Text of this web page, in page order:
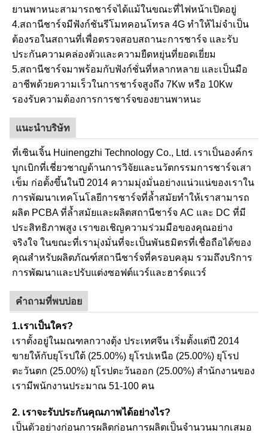
ยานพาหนะสามารถชาร์จได้แม้ในขณะที่ไฟหน้าเปิดอยู่
4.สถานีชาร์จมีฟังก์ชันรีโมทคอนโทรล 4G ทำให้ไม่จำเป็น
ต้องรอในสถานที่เพื่อตรวจสอบสถานะการชาร์จ และรับ
ประกันความคล่องตัวและความยืดหยุ่นที่ยอดเยี่ยม
5.สถานีชาร์จมาพร้อมกับฟังก์ชั่นที่หลากหลาย และเป็นมือ
อาชีพด้วยความเร็วในการชาร์จสูงถึง 7Kw หรือ 10Kw
รองรับความต้องการการชาร์จของยานพาหนะ
แนะนำบริษัท
ที่เซินเจิ้น Huinengzhi Technology Co., Ltd. เราเป็นองค์กร
บุกเบิกที่เชี่ยวชาญด้านการวิจัยและนวัตกรรมการชาร์จเสา
เข็ม ก่อตั้งขึ้นในปี 2014 ความมุ่งมั่นอย่างแน่วแน่ของเราใน
การพัฒนาเทคโนโลยีการชาร์จที่ล้ำสมัยทำให้เราสามารถ
ผลิต PCBA ที่ล้ำสมัยและผลิตสถานีชาร์จ AC และ DC ที่มี
ประสิทธิภาพสูง เราขอเชิญความร่วมมือของคุณอย่าง
จริงใจ ในขณะที่เรามุ่งมั่นที่จะเป็นพันธมิตรที่เชื่อถือได้ของ
คุณสำหรับผลิตภัณฑ์สถานีชาร์จที่ครอบคลุม รวมถึงบริการ
การพัฒนาและปรับแต่งซอฟต์แวร์และฮาร์ดแวร์
คำถามที่พบบ่อย
1.เราเป็นใคร?
เราตั้งอยู่ในมณฑลกวางตุ้ง ประเทศจีน เริ่มตั้งแต่ปี 2014
ขายให้กับยุโรปใต้ (25.00%) ยุโรปเหนือ (25.00%) ยุโรป
ตะวันตก (25.00%) ยุโรปตะวันออก (25.00%) สำนักงานของ
เรามีพนักงานประมาณ 51-100 คน
2. เราจะรับประกันคุณภาพได้อย่างไร?
เป็นตัวอย่างก่อนการผลิตก่อนการผลิตเป็นจำนวนมากเสมอ